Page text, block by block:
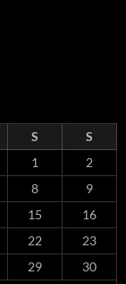
S
S
1
2
8
9
15
16
22
23
29
30